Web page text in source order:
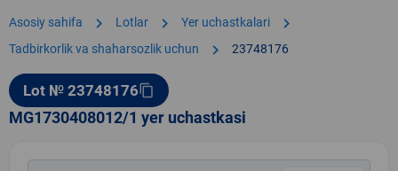
Asosiy sahifa chevron_right Lotlar chevron_right Yer uchastkalari chevron_right
Tadbirkorlik va shaharsozlik uchun chevron_right 23748176
Lot № 23748176content_copy
MG1730408012/1 yer uchastkasi